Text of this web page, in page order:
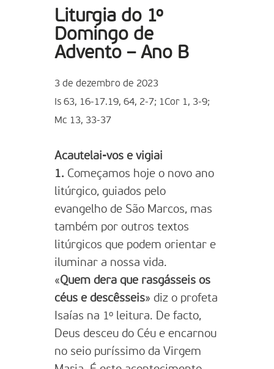
Liturgia do 1º
Domingo de
Advento – Ano B
3 de dezembro de 2023
Is 63, 16-17.19, 64, 2-7; 1Cor 1, 3-9;
Mc 13, 33-37
Acautelai-vos e vigiai
1. Começamos hoje o novo ano
litúrgico, guiados pelo
evangelho de São Marcos, mas
também por outros textos
litúrgicos que podem orientar e
iluminar a nossa vida.
«Quem dera que rasgásseis os
céus e descêsseis» diz o profeta
Isaías na 1º leitura. De facto,
Deus desceu do Céu e encarnou
no seio puríssimo da Virgem